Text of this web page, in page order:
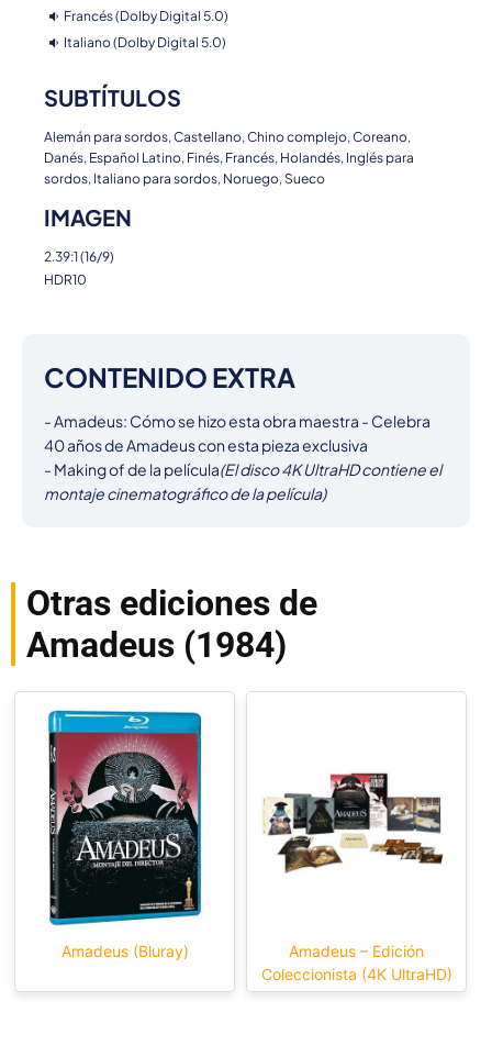
Francés (Dolby Digital 5.0)
Italiano (Dolby Digital 5.0)
SUBTÍTULOS
Alemán para sordos, Castellano, Chino complejo, Coreano,
Danés, Español Latino, Finés, Francés, Holandés, Inglés para
sordos, Italiano para sordos, Noruego, Sueco
IMAGEN
2.39:1 (16/9)
HDR10
CONTENIDO EXTRA
- Amadeus: Cómo se hizo esta obra maestra - Celebra
40 años de Amadeus con esta pieza exclusiva
- Making of de la película(El disco 4K UltraHD contiene el
montaje cinematográfico de la película)
Otras ediciones de
Amadeus (1984)
Amadeus (Bluray)
Amadeus – Edición
Coleccionista (4K UltraHD)